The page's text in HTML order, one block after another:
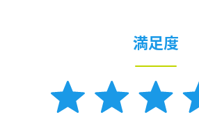
満足度